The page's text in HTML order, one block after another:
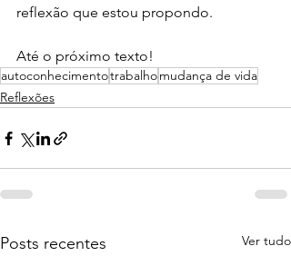
reflexão que estou propondo.
Até o próximo texto!
autoconhecimentotrabalhomudança de vida
Reflexões
Posts recentes Ver tudo